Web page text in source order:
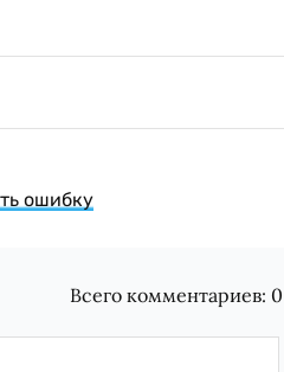
ошибку
Всего комментариев: 0